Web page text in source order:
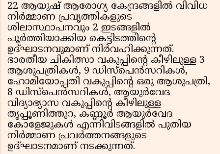
22 ആയുഷ് ആരോഗ്യ കേന്ദ്രങ്ങളില്‍ വിവിധ
നിര്‍മ്മാണ പ്രവൃത്തികളുടെ
ശിലാസ്ഥാപനവും 2 ഇടങ്ങളില്‍
പൂര്‍ത്തിയാക്കിയ കെട്ടിടത്തിന്റെ
ഉദ്ഘാടനവുമാണ് നിര്‍വഹിക്കുന്നത്.
ഭാരതീയ ചികിത്സാ വകുപ്പിന്റെ കീഴിലുള്ള 3
ആശുപത്രികള്‍, 9 ഡിസ്‌പെന്‍സറികള്‍,
ഹോമിയോപ്പതി വകുപ്പിന്റെ ഒരു ആശുപത്രി,
8 ഡിസ്‌പെന്‍സറികള്‍, ആയുര്‍വേദ
വിദ്യാഭ്യാസ വകുപ്പിന്റെ കീഴിലുള്ള
തൃപ്പൂണിത്തുറ, കണ്ണൂര്‍ ആയുര്‍വേദ
കോളേജുകള്‍ എന്നിവിടങ്ങളില്‍ പുതിയ
നിര്‍മ്മാണ പ്രവര്‍ത്തനങ്ങളുടെ
ഉദ്ഘാടനമാണ് നടക്കുന്നത്.